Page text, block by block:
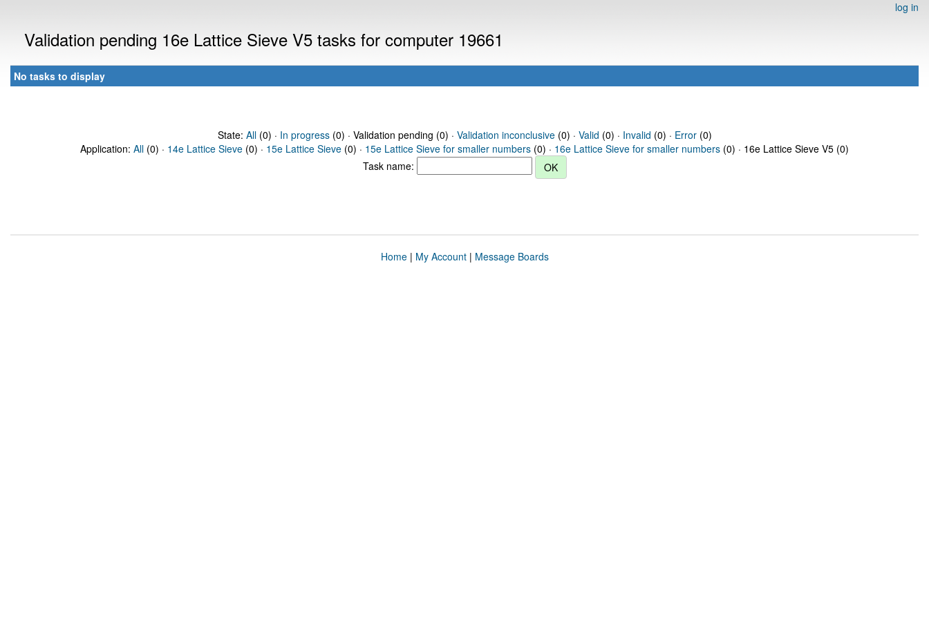
log in
Validation pending 16e Lattice Sieve V5 tasks for computer 19661
No tasks to display
State: All(0) · In progress(0) · Validation pending (0) · Validation inconclusive(0) · Valid (0) · Invalid (0) · Error(0)
Application: All (0) · 14e Lattice Sieve (0) · 15e Lattice Sieve (0) · 15e Lattice Sieve for smaller numbers (0) · 16e Lattice Sieve for smaller numbers (0) · 16e Lattice Sieve V5 (0)
Task name:
Home| My Account| Message Boards